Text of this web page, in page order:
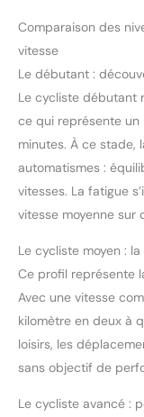
vêtements de
Comparaison des
vitesse
Le débutant :
Le cycliste débutant
ce qui représente
minutes. À ce stade,
automatismes :
vitesses. La fatigue
vitesse moyenne sur
Le cycliste moyen :
Ce profil représente
Avec une vitesse
kilomètre en deux à
loisirs, les
sans objectif de
Le cycliste avancé :